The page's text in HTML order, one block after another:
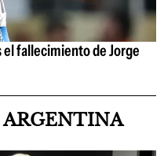
el fallecimiento de Jorge